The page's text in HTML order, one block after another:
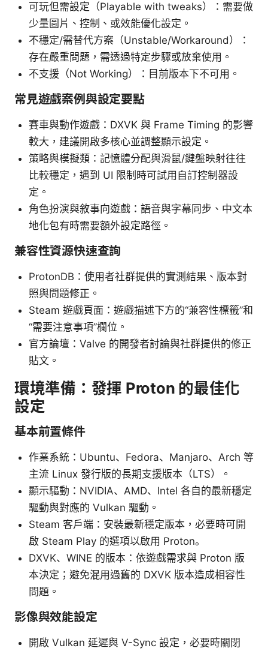
可玩但需設定（Playable with tweaks）：需要做
少量圖片、控制、或效能優化設定。
不穩定/需替代方案（Unstable/Workaround）：
存在嚴重問題，需透過特定步驟或放棄使用。
不支援（Not Working）：目前版本下不可用。
常見遊戲案例與設定要點
賽車與動作遊戲：DXVK 與 Frame Timing 的影響
較大，建議開啟多核心並調整顯示設定。
策略與模擬類：記憶體分配與滑鼠/鍵盤映射往往
比較穩定，遇到 UI 限制時可試用自訂控制器設
定。
角色扮演與敘事向遊戲：語音與字幕同步、中文本
地化包有時需要額外設定路徑。
兼容性資源快速查詢
ProtonDB：使用者社群提供的實測結果、版本對
照與問題修正。
Steam 遊戲頁面：遊戲描述下方的“兼容性標籤”和
“需要注意事項”欄位。
官方論壇：Valve 的開發者討論與社群提供的修正
貼文。
環境準備：發揮 Proton 的最佳化
設定
基本前置條件
作業系統：Ubuntu、Fedora、Manjaro、Arch 等
主流 Linux 發行版的長期支援版本（LTS）。
顯示驅動：NVIDIA、AMD、Intel 各自的最新穩定
驅動與對應的 Vulkan 驅動。
Steam 客戶端：安裝最新穩定版本，必要時可開
啟 Steam Play 的選項以啟用 Proton。
DXVK、WINE 的版本：依遊戲需求與 Proton 版
本決定；避免混用過舊的 DXVK 版本造成相容性
問題。
影像與效能設定
開啟 Vulkan 延遲與 V-Sync 設定，必要時關閉